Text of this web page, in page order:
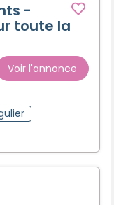
-
toute la
Voir l'annonce